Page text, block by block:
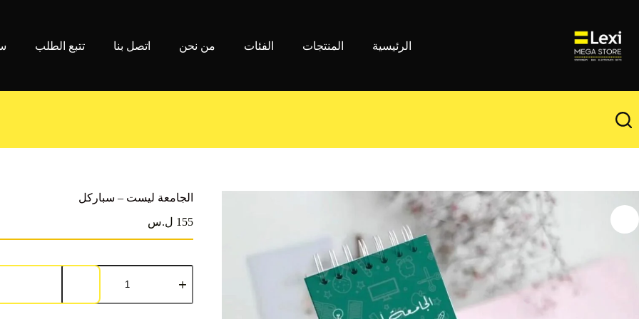
المحتوى
الرئيسية
المنتجات الفئات من نحن اتصل بنا تتبع الطلب
الجامعة ليست – سباركل
155 ل.س
كمية
الجامعة